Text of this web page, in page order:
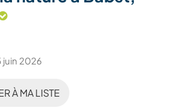
juin 2026
À MA LISTE